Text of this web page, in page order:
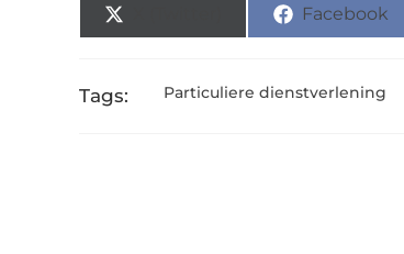
Facebook
Tags: Particuliere dienstverlening